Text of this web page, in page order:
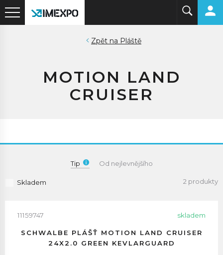
Pláště
MOTION LAND
CRUISER
Tip Od nejlevnějšího
Skladem 2 produkty
11159747 skladem
SCHWALBE PLÁŠŤ MOTION LAND CRUISER
24X2.0 GREEN KEVLARGUARD